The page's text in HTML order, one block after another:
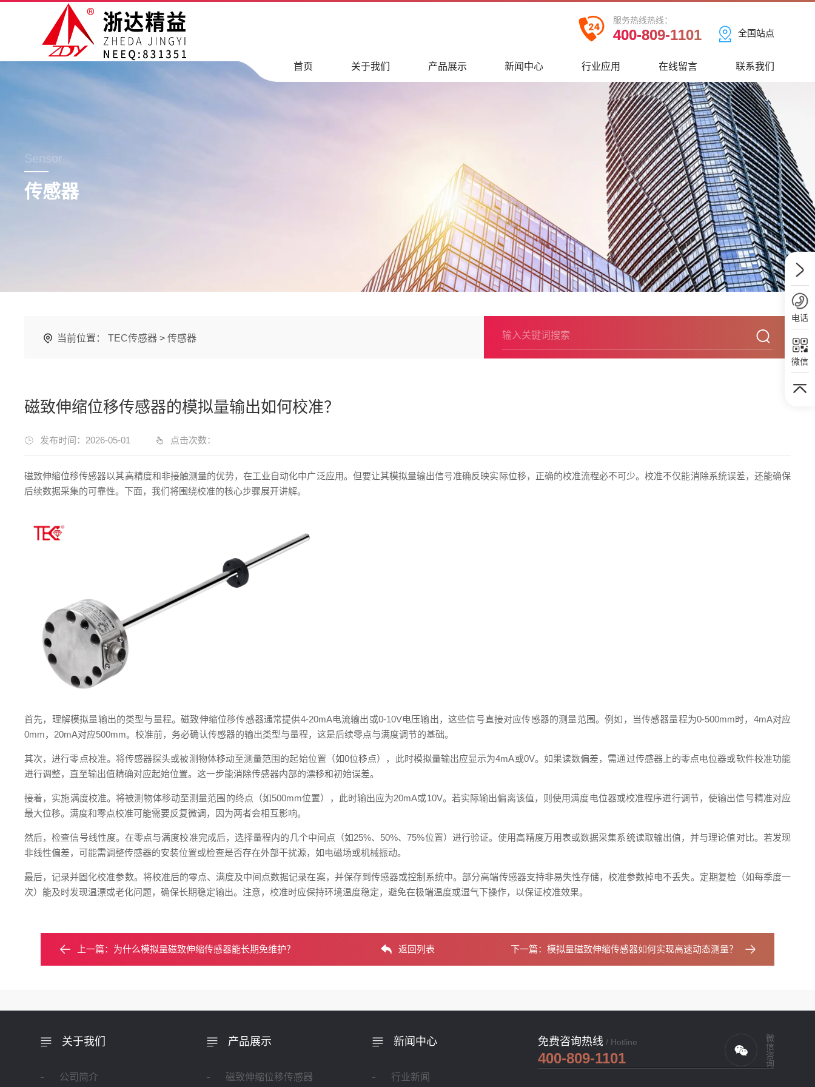
全国站点
服务热线热线：
400-809-1101
首页 关于我们 产品展示 新闻中心 行业应用 在线留言 联系我们
Sensor
传感器
当前位置： TEC传感器 > 传感器
磁致伸缩位移传感器的模拟量输出如何校准？
发布时间：2026-05-01 点击次数：
磁致伸缩位移传感器以其高精度和非接触测量的优势，在工业自动化中广泛应用。但要让其模拟量输出信号准确反映实际位移，正确的校准流程必不可少。校准不仅能消除系统误差，还能确保
后续数据采集的可靠性。下面，我们将围绕校准的核心步骤展开讲解。
首先，理解模拟量输出的类型与量程。磁致伸缩位移传感器通常提供4-20mA电流输出或0-10V电压输出，这些信号直接对应传感器的测量范围。例如，当传感器量程为0-500mm时，4mA对应
0mm，20mA对应500mm。校准前，务必确认传感器的输出类型与量程，这是后续零点与满度调节的基础。
其次，进行零点校准。将传感器探头或被测物体移动至测量范围的起始位置（如0位移点），此时模拟量输出应显示为4mA或0V。如果读数偏差，需通过传感器上的零点电位器或软件校准功能
进行调整，直至输出值精确对应起始位置。这一步能消除传感器内部的漂移和初始误差。
接着，实施满度校准。将被测物体移动至测量范围的终点（如500mm位置），此时输出应为20mA或10V。若实际输出偏离该值，则使用满度电位器或校准程序进行调节，使输出信号精准对应
最大位移。满度和零点校准可能需要反复微调，因为两者会相互影响。
然后，检查信号线性度。在零点与满度校准完成后，选择量程内的几个中间点（如25%、50%、75%位置）进行验证。使用高精度万用表或数据采集系统读取输出值，并与理论值对比。若发现
非线性偏差，可能需调整传感器的安装位置或检查是否存在外部干扰源，如电磁场或机械振动。
最后，记录并固化校准参数。将校准后的零点、满度及中间点数据记录在案，并保存到传感器或控制系统中。部分高端传感器支持非易失性存储，校准参数掉电不丢失。定期复检（如每季度一
次）能及时发现温漂或老化问题，确保长期稳定输出。注意，校准时应保持环境温度稳定，避免在极端温度或湿气下操作，以保证校准效果。
上一篇： 为什么模拟量磁致伸缩传感器能长期免维护？ 返回列表 下一篇： 模拟量磁致伸缩传感器如何实现高速动态测量？
免费咨询热线 / Hotline
400-809-1101 微信咨询
关于我们
公司简介
产品展示
磁致伸缩位移传感器
新闻中心
行业新闻
电话
微信